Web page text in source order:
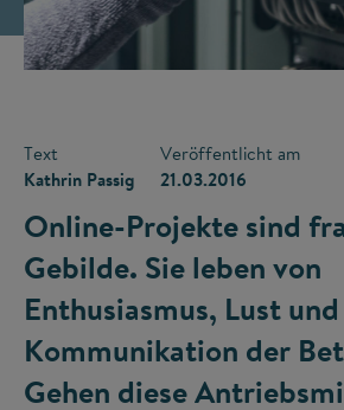
Text
Kathrin Passig
Veröffentlicht am
21.03.2016
Online-Projekte sind
Gebilde. Sie leben von
Enthusiasmus, Lust und
Kommunikation der
Gehen diese